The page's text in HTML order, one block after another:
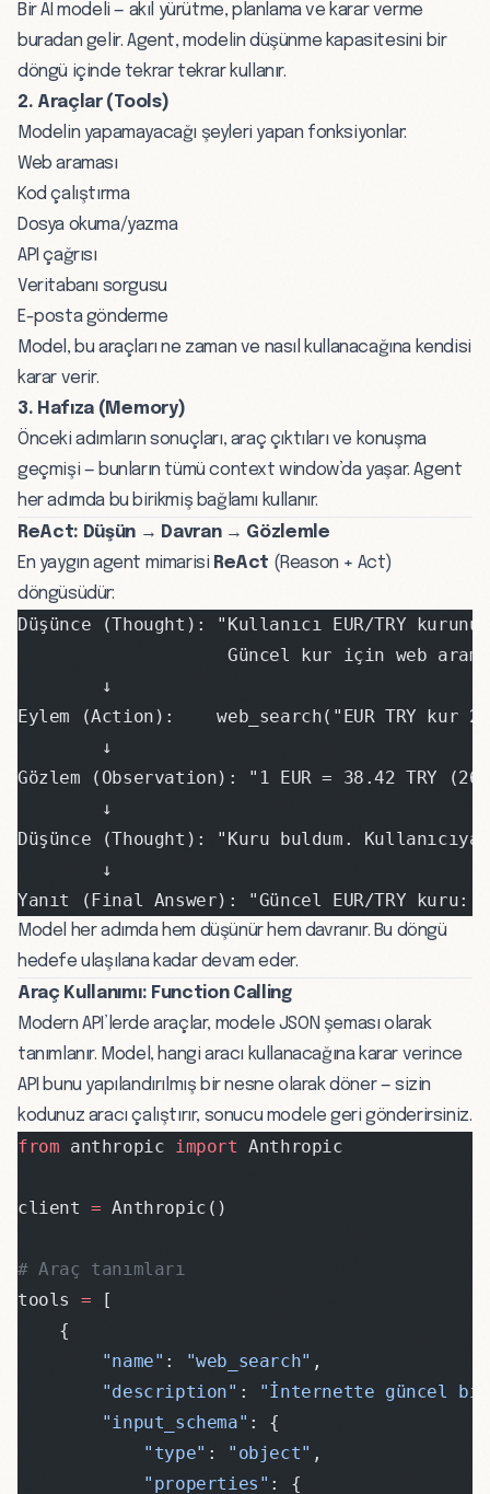
Bir AI modeli — akıl yürütme, planlama ve karar verme
buradan gelir. Agent, modelin düşünme kapasitesini bir
döngü içinde tekrar tekrar kullanır.
2. Araçlar (Tools)
Modelin yapamayacağı şeyleri yapan fonksiyonlar:
Web araması
Kod çalıştırma
Dosya okuma/yazma
API çağrısı
Veritabanı sorgusu
E-posta gönderme
Model, bu araçları ne zaman ve nasıl kullanacağına kendisi
karar verir.
3. Hafıza (Memory)
Önceki adımların sonuçları, araç çıktıları ve konuşma
geçmişi — bunların tümücontext window’dayaşar. Agent
her adımda bu birikmiş bağlamı kullanır.
ReAct: Düşün → Davran → Gözlemle
En yaygın agent mimarisi ReAct (Reason + Act)
döngüsüdür:
Düşünce (Thought): "Kullanıcı EUR/TRY
Güncel kur için web
        ↓
Eylem (Action):    web_search("EUR TRY kur
        ↓
Gözlem (Observation): "1 EUR = 38.42 TRY
        ↓
Düşünce (Thought): "Kuru buldum.
        ↓
Yanıt (Final Answer): "Güncel EUR/TRY kuru:
Model her adımda hem düşünür hem davranır. Bu döngü
hedefe ulaşılana kadar devam eder.
Araç Kullanımı: Function Calling
Modern API’lerde araçlar, modele JSON şeması olarak
tanımlanır. Model, hangi aracı kullanacağına karar verince
API bunu yapılandırılmış bir nesne olarak döner — sizin
kodunuz aracı çalıştırır, sonucu modele geri gönderirsiniz.
from anthropic import Anthropic
client = Anthropic()
# Araç tanımları
tools = [
    {
        "name"
: "web_search" ,
        "description"
:
"İnternette güncel
        "input_schema"
: {
            "type"
: "object" ,
            "properties"
: {